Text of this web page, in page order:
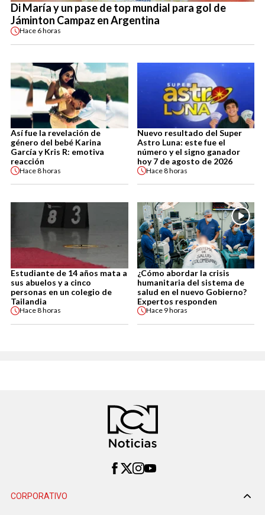
Di María y un pase de top mundial para gol de
Jáminton Campaz en Argentina
Hace 6 horas
Así fue la revelación de
género del bebé Karina
García y Kris R: emotiva
reacción
Hace8 horas
Nuevo resultado del Super
Astro Luna: este fue el
número y el signo ganador
hoy 7 de agosto de 2026
Hace8 horas
Estudiante de 14 años mata a
sus abuelos y a cinco
personas en un colegio de
Tailandia
Hace8 horas
¿Cómo abordar la crisis
humanitaria del sistema de
salud en el nuevo Gobierno?
Expertos responden
Hace 9 horas
CORPORATIVO